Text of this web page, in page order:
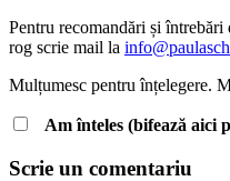
Pentru recomandări și întrebări
rog scrie mail la
Mulțumesc pentru înțelegere.
Am înteles (bifează aici
Scrie un comentariu